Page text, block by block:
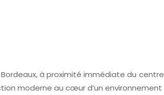
à proximité immédiate du
moderne au cœur d’un